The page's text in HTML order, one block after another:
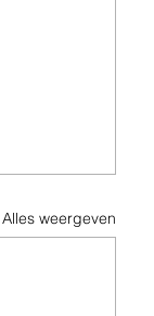
Alles weergeven